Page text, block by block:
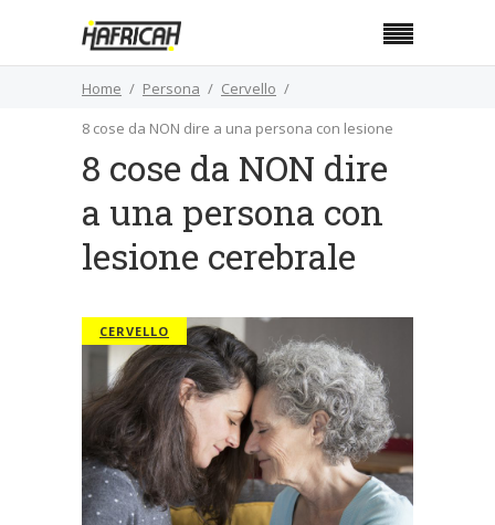
Home Persona
Cervello
8 cose da NON dire a una persona con lesione
cerebrale
8 cose da NON dire
a una persona con
lesione cerebrale
CERVELLO